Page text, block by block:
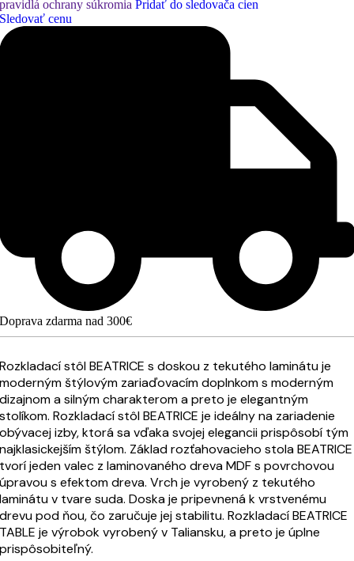
pravidlá ochrany súkromia Pridať do sledovača cien
Sledovať cenu
Doprava zdarma nad 300€
Rozkladací stôl BEATRICE s doskou z tekutého laminátu je
moderným štýlovým zariaďovacím doplnkom s moderným
dizajnom a silným charakterom a preto je elegantným
stolíkom. Rozkladací stôl BEATRICE je ideálny na zariadenie
obývacej izby, ktorá sa vďaka svojej elegancii prispôsobí tým
najklasickejším štýlom. Základ rozťahovacieho stola BEATRICE
tvorí jeden valec z laminovaného dreva MDF s povrchovou
úpravou s efektom dreva. Vrch je vyrobený z tekutého
laminátu v tvare suda. Doska je pripevnená k vrstvenému
drevu pod ňou, čo zaručuje jej stabilitu. Rozkladací BEATRICE
TABLE je výrobok vyrobený v Taliansku, a preto je úplne
prispôsobiteľný.